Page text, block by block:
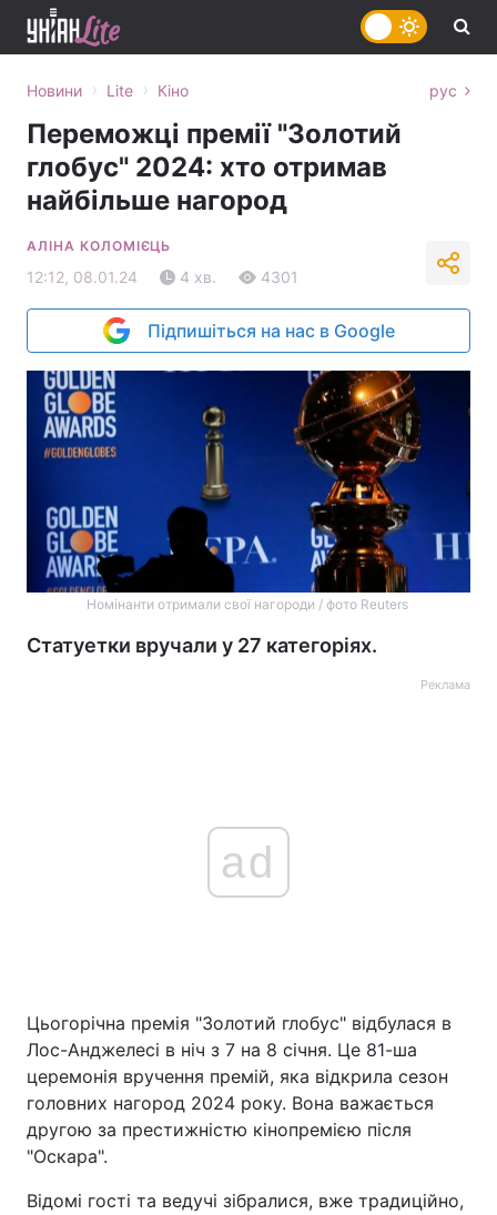
Головна Війна
Україна Політика
Новини › Lite › Кіно рус
Переможці премії "Золотий
глобус" 2024: хто отримав
найбільше нагород
АЛІНА КОЛОМІЄЦЬ
12:12, 08.01.24 4 хв. 4301
Підпишіться на нас в Google
Номінанти отримали свої нагороди / фото Reuters
Статуетки вручали у 27 категоріях.
Реклама
ad
Цьогорічна премія "Золотий глобус" відбулася в
Лос-Анджелесі в ніч з 7 на 8 січня. Це 81-ша
церемонія вручення премій, яка відкрила сезон
головних нагород 2024 року. Вона важається
другою за престижністю кінопремією після
"Оскара".
Відомі гості та ведучі зібралися, вже традиційно,